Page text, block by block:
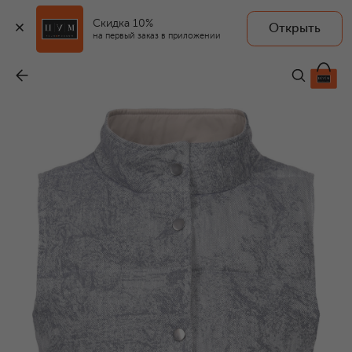
Скидка 10%
на первый заказ в приложении
Открыть
103 500 ₽